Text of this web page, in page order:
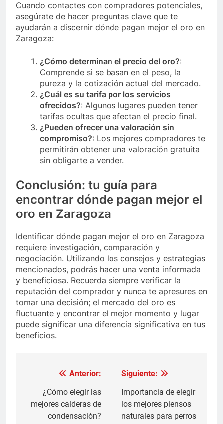
Cuando contactes con compradores potenciales,
asegúrate de hacer preguntas clave que te
ayudarán a discernir dónde pagan mejor el oro en
Zaragoza:
¿Cómo determinan el precio del oro?:
Comprende si se basan en el peso, la
pureza y la cotización actual del mercado.
¿Cuál es su tarifa por los servicios
ofrecidos?: Algunos lugares pueden tener
tarifas ocultas que afectan el precio final.
¿Pueden ofrecer una valoración sin
compromiso?: Los mejores compradores te
permitirán obtener una valoración gratuita
sin obligarte a vender.
Conclusión: tu guía para
encontrar dónde pagan mejor el
oro en Zaragoza
Identificar dónde pagan mejor el oro en Zaragoza
requiere investigación, comparación y
negociación. Utilizando los consejos y estrategias
mencionados, podrás hacer una venta informada
y beneficiosa. Recuerda siempre verificar la
reputación del comprador y nunca te apresures en
tomar una decisión; el mercado del oro es
fluctuante y encontrar el mejor momento y lugar
puede significar una diferencia significativa en tus
beneficios.
Navegación
entradas
Anterior:
¿Cómo elegir las
mejores calderas de
condensación?
Siguiente:
Importancia de elegir
los mejores piensos
naturales para perros